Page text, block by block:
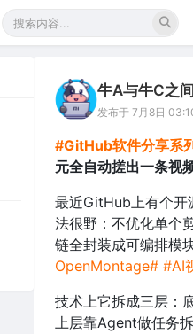
牛A与牛C之间
发布于 7月8日
#GitHub软件分享系
元全自动搓出一条视
最近GitHub上有个
法很野：不优化单
链全封装成可编排模
OpenMontage# #AI
技术上它拆成三层：
上层靠Agent做任务